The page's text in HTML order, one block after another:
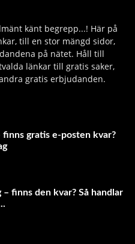
känt begrepp...! Här på
till en stor mängd sidor,
på nätet. Håll till
länkar till gratis saker,
gratis erbjudanden.
finns gratis e-posten kvar?
– finns den kvar? Så handlar